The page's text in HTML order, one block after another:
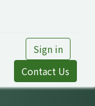
Sign in
Contact Us